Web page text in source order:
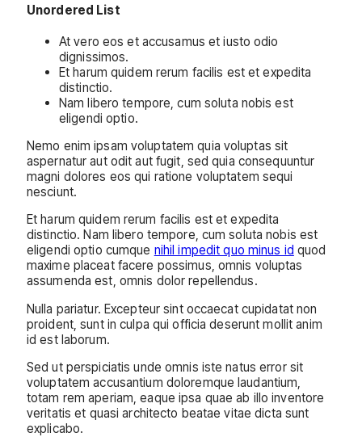
Unordered List
At vero eos et accusamus et iusto odio
dignissimos.
Et harum quidem rerum facilis est et expedita
distinctio.
Nam libero tempore, cum soluta nobis est
eligendi optio.
Nemo enim ipsam voluptatem quia voluptas sit
aspernatur aut odit aut fugit, sed quia consequuntur
magni dolores eos qui ratione voluptatem sequi
nesciunt.
Et harum quidem rerum facilis est et expedita
distinctio. Nam libero tempore, cum soluta nobis est
eligendi optio cumque nihil impedit quo minus id quod
maxime placeat facere possimus, omnis voluptas
assumenda est, omnis dolor repellendus.
Nulla pariatur. Excepteur sint occaecat cupidatat non
proident, sunt in culpa qui officia deserunt mollit anim
id est laborum.
Sed ut perspiciatis unde omnis iste natus error sit
voluptatem accusantium doloremque laudantium,
totam rem aperiam, eaque ipsa quae ab illo inventore
veritatis et quasi architecto beatae vitae dicta sunt
explicabo.